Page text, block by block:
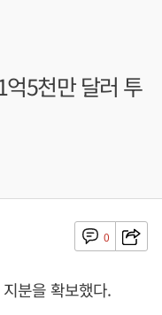
5천만 달러 투
0
분을 확보했다.